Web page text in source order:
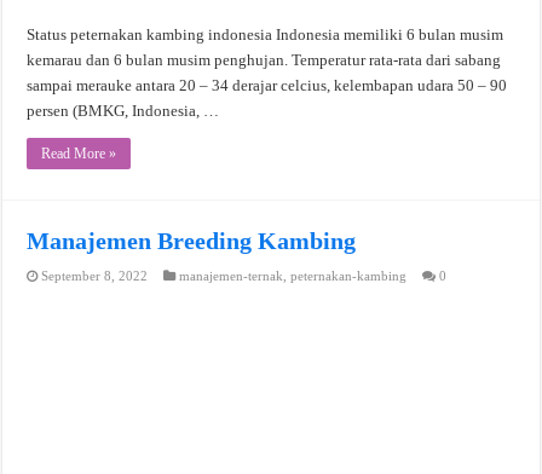
Status peternakan kambing indonesia Indonesia memiliki 6 bulan musim
kemarau dan 6 bulan musim penghujan. Temperatur rata-rata dari sabang
sampai merauke antara 20 – 34 derajar celcius, kelembapan udara 50 – 90
persen (BMKG, Indonesia, …
Read More »
Manajemen Breeding Kambing
September 8, 2022 manajemen-ternak ,peternakan-kambing 0